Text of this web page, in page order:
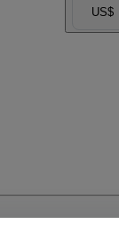
US$